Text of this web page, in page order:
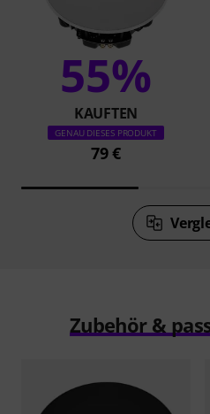
55%
KAUFTEN
GENAU DIESES PRODUKT
79 €
Zubehör &